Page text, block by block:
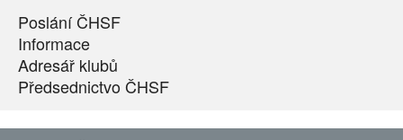
Poslání ČHSF
Informace
Adresář klubů
Předsednictvo ČHSF